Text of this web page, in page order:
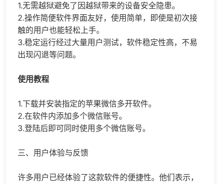
1.无需越狱避免了因越狱带来的设备安全隐患。
2.操作简便软件界面友好，使用简单，即使是初次接
触的用户也能轻松上手。
3.稳定运行经过大量用户测试，软件稳定性高，不易
出现闪退等问题。
使用教程
1.下载并安装指定的苹果微信多开软件。
2.在软件内添加多个微信账号。
3.登陆后即可同时使用多个微信账号。
三、用户体验与反馈
许多用户已经体验了这款软件的便捷性。他们表示，